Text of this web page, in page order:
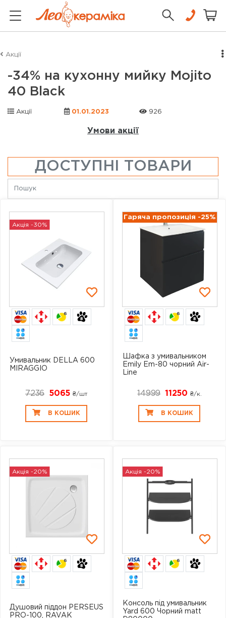
Акції
-34% на кухонну мийку Mojito
40 Black
Акції 01.01.2023 926
Умови акції
ДОСТУПНІ ТОВАРИ
Акція -30%
6
Умивальник DELLA 600
MIRAGGIO
7236 5065 ₴/шт
В КОШИК
Гаряча пропозиція -25%
6
Шафка з умивальником
Emily Em-80 чорний Air-
Line
14999 11250 ₴/к.
В КОШИК
Акція -20%
6
Душовий піддон PERSEUS
PRO-100, RAVAK
Акція -20%
6
Консоль під умивальник
Yard 600 Чорний matt